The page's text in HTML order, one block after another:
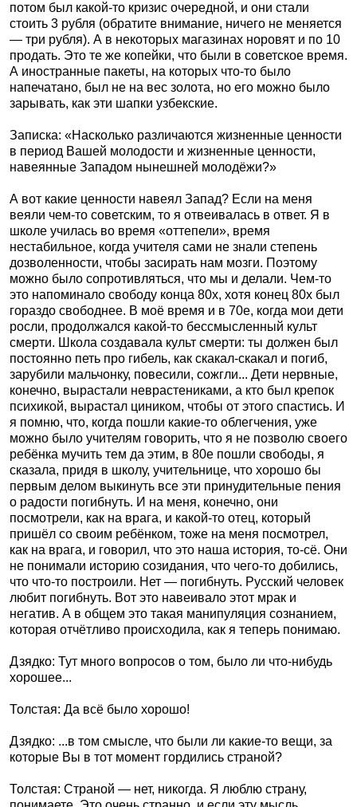
потом был какой-то кризис очередной, и они стали
стоить 3 рубля (обратите внимание, ничего не меняется
— три рубля). А в некоторых магазинах норовят и по 10
продать. Это те же копейки, что были в советское время.
А иностранные пакеты, на которых что-то было
напечатано, был не на вес золота, но его можно было
зарывать, как эти шапки узбекские.
Записка: «Насколько различаются жизненные ценности
в период Вашей молодости и жизненные ценности,
навеянные Западом нынешней молодёжи?»
А вот какие ценности навеял Запад? Если на меня
веяли чем-то советским, то я отвеивалась в ответ. Я в
школе училась во время «оттепели», время
нестабильное, когда учителя сами не знали степень
дозволенности, чтобы засирать нам мозги. Поэтому
можно было сопротивляться, что мы и делали. Чем-то
это напоминало свободу конца 80х, хотя конец 80х был
гораздо свободнее. В моё время и в 70е, когда мои дети
росли, продолжался какой-то бессмысленный культ
смерти. Школа создавала культ смерти: ты должен был
постоянно петь про гибель, как скакал-скакал и погиб,
зарубили мальчонку, повесили, сожгли... Дети нервные,
конечно, вырастали неврастениками, а кто был крепок
психикой, вырастал циником, чтобы от этого спастись. И
я помню, что, когда пошли какие-то облегчения, уже
можно было учителям говорить, что я не позволю своего
ребёнка мучить тем да этим, в 80е пошли свободы, я
сказала, придя в школу, учительнице, что хорошо бы
первым делом выкинуть все эти принудительные пения
о радости погибнуть. И на меня, конечно, они
посмотрели, как на врага, и какой-то отец, который
пришёл со своим ребёнком, тоже на меня посмотрел,
как на врага, и говорил, что это наша история, то-сё. Они
не понимали историю созидания, что чего-то добились,
что что-то построили. Нет — погибнуть. Русский человек
любит погибнуть. Вот это навеивало этот мрак и
негатив. А в общем это такая манипуляция сознанием,
которая отчётливо происходила, как я теперь понимаю.
Дзядко: Тут много вопросов о том, было ли что-нибудь
хорошее...
Толстая: Да всё было хорошо!
Дзядко: ...в том смысле, что были ли какие-то вещи, за
которые Вы в тот момент гордились страной?
Толстая: Страной — нет, никогда. Я люблю страну,